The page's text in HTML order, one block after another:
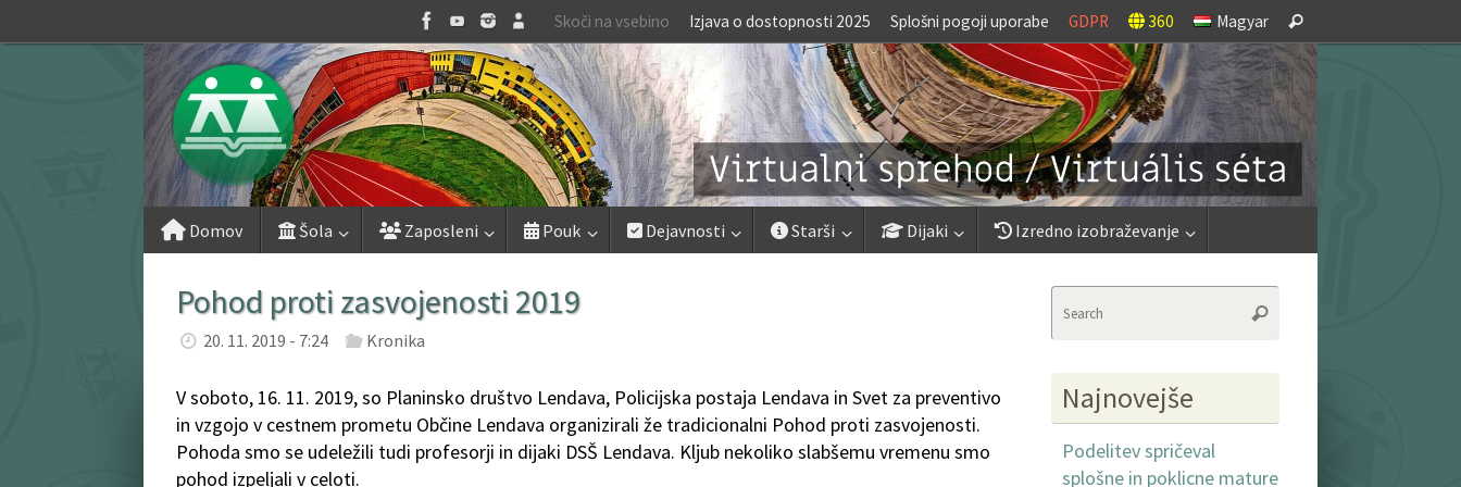
to
Skoči na vsebino Izjava o dostopnosti 2025 Splošni pogoji uporabe GDPR 360 Magyar
for:
Search
Skip
Domov Šola Zaposleni Pouk Dejavnosti Starši Dijaki Izredno izobraževanje
Pohod proti zasvojenosti 2019
20. 11. 2019 - 7:24 Kronika
V soboto, 16. 11. 2019, so Planinsko društvo Lendava, Policijska postaja Lendava in Svet za preventivo
in vzgojo v cestnem prometu Občine Lendava organizirali že tradicionalni Pohod proti zasvojenosti.
Pohoda smo se udeležili tudi profesorji in dijaki DSŠ Lendava. Kljub nekoliko slabšemu vremenu smo
pohod izpeljali v celoti.
Search
Najnovejše
Podelitev spričeval
splošne in poklicne mature